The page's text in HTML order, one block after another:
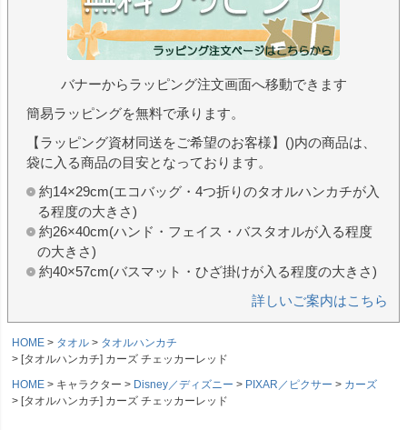
バナーからラッピング注文画面へ移動できます
簡易ラッピングを無料で承ります。
【ラッピング資材同送をご希望のお客様】()内の商品は、
袋に入る商品の目安となっております。
約14×29cm(エコバッグ・4つ折りのタオルハンカチが入
る程度の大きさ)
約26×40cm(ハンド・フェイス・バスタオルが入る程度
の大きさ)
約40×57cm(バスマット・ひざ掛けが入る程度の大きさ)
詳しいご案内はこちら
HOME タオル
タオルハンカチ
[タオルハンカチ] カーズ チェッカーレッド
HOME
キャラクター Disney／ディズニー PIXAR／ピクサー
カーズ
[タオルハンカチ] カーズ チェッカーレッド